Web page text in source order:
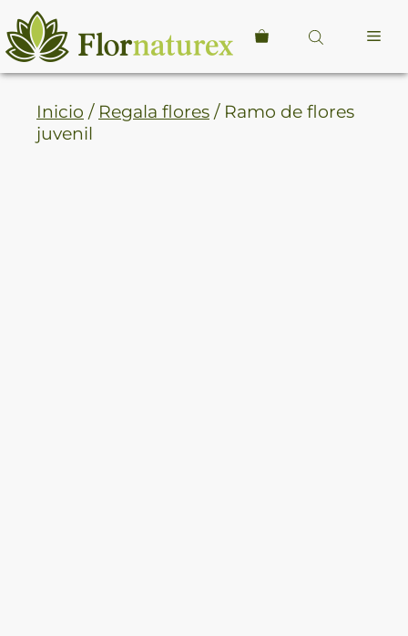
Saltar
al
contenido
Inicio / Regala flores / Ramo de flores
juvenil